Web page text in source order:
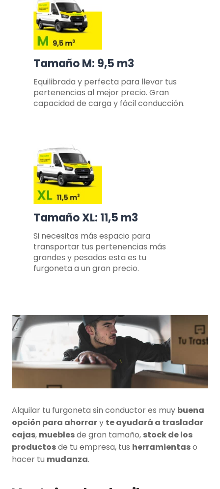
Tamaño M: 9,5 m3
Equilibrada y perfecta para llevar tus
pertenencias al mejor precio. Gran
capacidad de carga y fácil conducción.
Tamaño XL: 11,5 m3
Si necesitas más espacio para
transportar tus pertenencias más
grandes y pesadas esta es tu
furgoneta a un gran precio.
Alquilar tu furgoneta sin conductor es muy buena
opción para ahorrary te ayudará a trasladar
cajas, mueblesde gran tamaño, stock de los
productosde tu empresa, tus herramientaso
hacer tu mudanza.